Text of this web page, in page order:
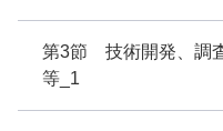
第3節 技術開発、調
等_1